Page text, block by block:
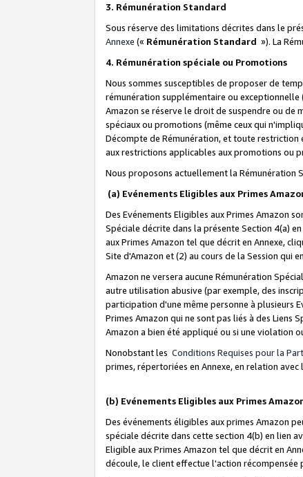
3. Rémunération Standard
Sous réserve des limitations décrites dans le
Annexe (« Rémunération Standard »). La
4. Rémunération spéciale ou Promotions
Nous sommes susceptibles de proposer de
rémunération supplémentaire ou exceptionnelle
Amazon se réserve le droit de suspendre ou
spéciaux ou promotions (même ceux qui
Décompte de Rémunération, et toute
aux restrictions applicables aux promotions ou
Nous proposons actuellement la Rémunération
(a) Evénements Eligibles aux Primes
Des Evénements Eligibles aux Primes Amazon
Spéciale décrite dans la présente Section 4(a)
aux Primes Amazon tel que décrit en Annexe,
Site d'Amazon et (2) au cours de la Session qui
Amazon ne versera aucune Rémunération
autre utilisation abusive (par exemple, des
participation d'une même personne à plusieurs
Primes Amazon qui ne sont pas liés à des Liens
Amazon a bien été appliqué ou si une violation
Nonobstant les Conditions Requises pour la
primes, répertoriées en Annexe, en relation
(b) Evénements Eligibles aux Primes
Des événements éligibles aux primes Amazon
spéciale décrite dans cette section 4(b) en lien
Eligible aux Primes Amazon tel que décrit en
découle, le client effectue l'action récompensée